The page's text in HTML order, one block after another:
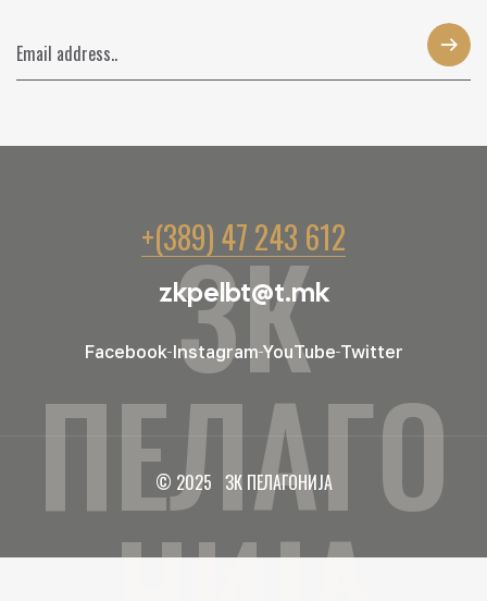
+(389) 47 243 612
zkpelbt@t.mk
Facebook Instagram YouTube Twitter
© 2025 ЗК ПЕЛАГОНИЈА
ЗК
ПЕЛАГО